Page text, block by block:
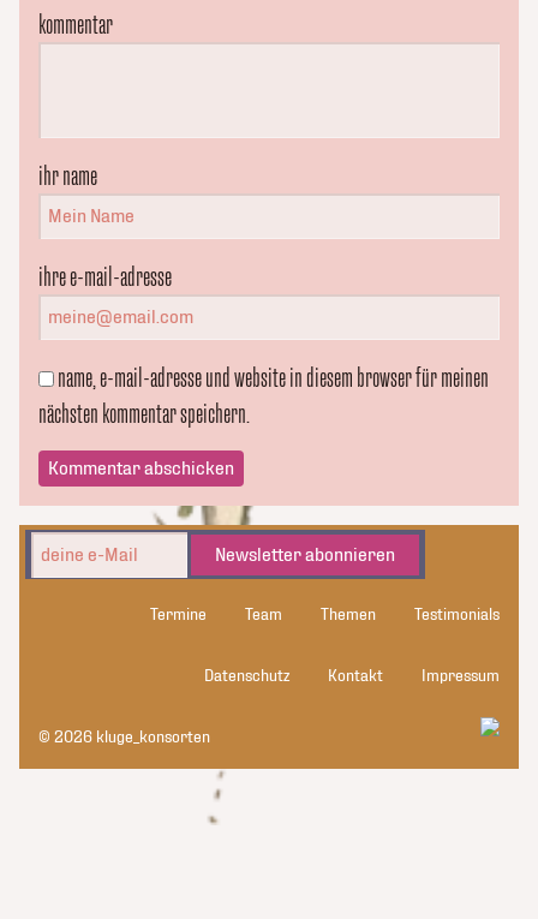
kommentar
ihr name
ihre e-mail-adresse
name, e-mail-adresse und website in diesem browser für meinen
nächsten kommentar speichern.
Newsletter abonnieren
Termine Team Themen Testimonials
Datenschutz Kontakt Impressum
© 2026 kluge_konsorten